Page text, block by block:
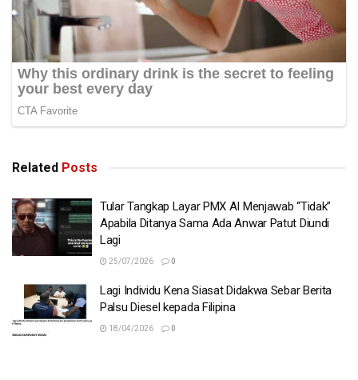
Related Posts
Tular Tangkap Layar PMX AI Menjawab “Tidak”
Apabila Ditanya Sama Ada Anwar Patut Diundi
Lagi
25/07/2026 0
Lagi Individu Kena Siasat Didakwa Sebar Berita
Palsu Diesel kepada Filipina
18/04/2026 0